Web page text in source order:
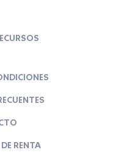
RENTA